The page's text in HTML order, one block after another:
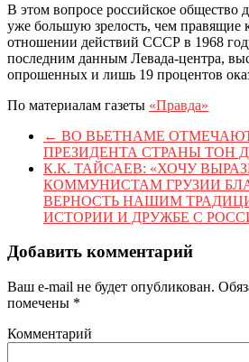
В этом вопросе российское общество
уже большую зрелость, чем правящие
отношении действий СССР в 1968
последним данным Левада-центра,
опрошенных и лишь 19 процентов
По материалам газеты «Правда»
← ВО ВЬЕТНАМЕ
ПРЕЗИДЕНТА СТРАНЫ ТОН
К.К. ТАЙСАЕВ: «ХОЧУ
КОММУНИСТАМ ГРУЗИИ
ВЕРНОСТЬ НАШИМ
ИСТОРИИ И ДРУЖБЕ С
Добавить комментарий
Ваш e-mail не будет опубликован.
помечены *
Комментарий